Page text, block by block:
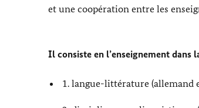
et une coopération entre les
Il consiste en l’enseignement dans
1. langue-littérature (allemand